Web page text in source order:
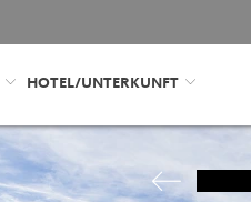
HOTEL/UNTERKUNFT